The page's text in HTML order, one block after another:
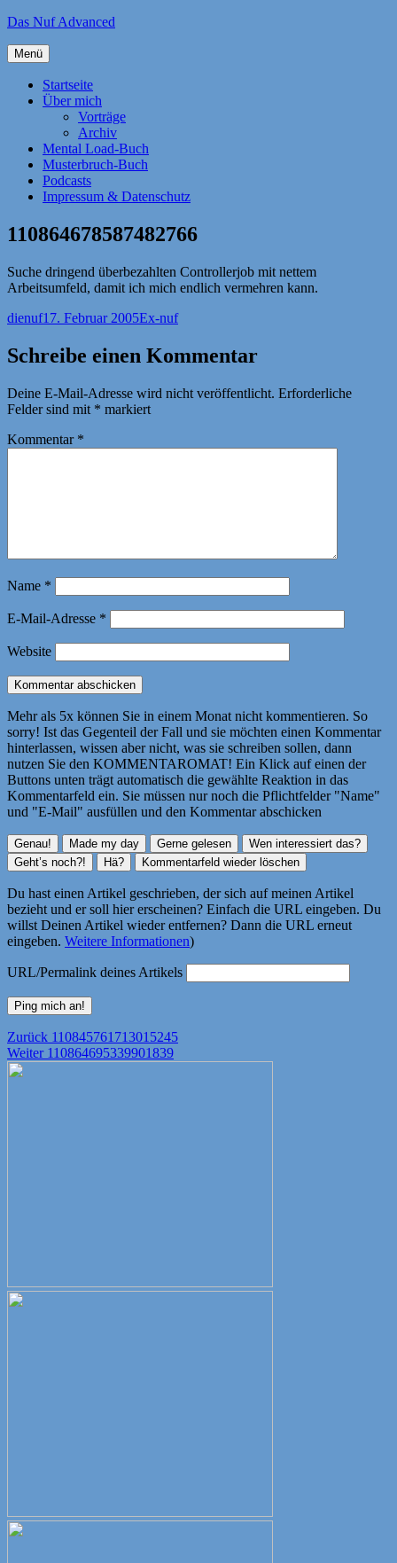
Zum
springen
Das Nuf Advanced
Menü
Startseite
Über mich
Vorträge
Archiv
Mental Load-Buch
Musterbruch-Buch
Podcasts
Impressum & Datenschutz
110864678587482766
Suche dringend überbezahlten Controllerjob mit nettem
Arbeitsumfeld, damit ich mich endlich vermehren kann.
Autor
dienufVeröffentlicht
17. Februar 2005Kategorien
Ex-nuf
Schreibe einen Kommentar
Deine E-Mail-Adresse wird nicht veröffentlicht. Erforderliche
Felder sind mit * markiert
Kommentar *
Name *
E-Mail-Adresse *
Website
Mehr als 5x können Sie in einem Monat nicht kommentieren. So
sorry! Ist das Gegenteil der Fall und sie möchten einen Kommentar
hinterlassen, wissen aber nicht, was sie schreiben sollen, dann
nutzen Sie den KOMMENTAROMAT! Ein Klick auf einen der
Buttons unten trägt automatisch die gewählte Reaktion in das
Kommentarfeld ein. Sie müssen nur noch die Pflichtfelder "Name"
und "E-Mail" ausfüllen und den Kommentar abschicken
Du hast einen Artikel geschrieben, der sich auf meinen Artikel
bezieht und er soll hier erscheinen? Einfach die URL eingeben. Du
willst Deinen Artikel wieder entfernen? Dann die URL erneut
eingeben. Weitere Informationen)
URL/Permalink deines Artikels
Beitragsnavigation
Zurück Vorheriger
Beitrag:
110845761713015245
Weiter Nächster
110864695339901839